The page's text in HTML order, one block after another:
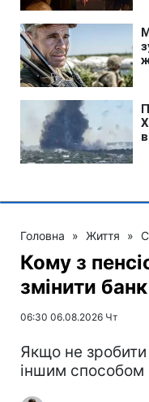
Головна » Життя »
Кому з
змінити
06:30 06.08.2026 Чт
Якщо не
іншим способом